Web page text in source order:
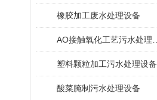
橡胶加工废水处理设备
塑料颗粒加工污水处理设备
酸菜腌制污水处理设备